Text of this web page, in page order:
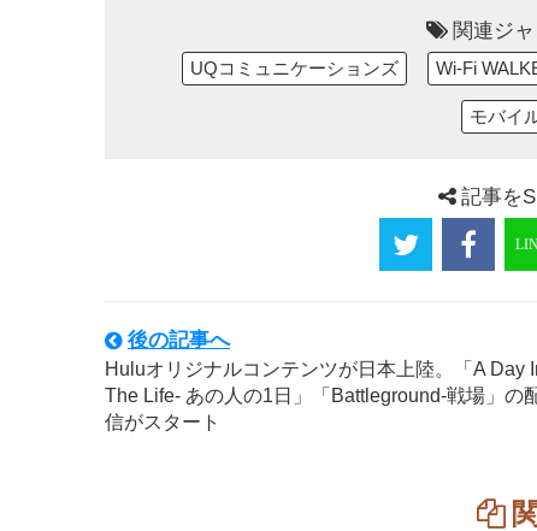
関連ジ
UQコミュニケーションズ Wi-Fi
モバイ
記事を
後の記事へ
Huluオリジナルコンテンツが日本上陸。「A Day
The Life- あの人の1日」「Battleground-戦場」の
信がスタート